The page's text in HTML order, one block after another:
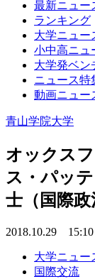
最新ニュー
ランキング
大学ニュー
小中高ニュ
大学発ベン
ニュース特
動画ニュー
青山学院大学
オックス
ス・パッ
士（国際
2018.10.29 15:10
大学ニュー
国際交流